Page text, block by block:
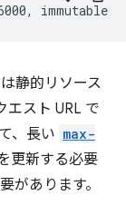
静的リソース
エスト URL で
、長い max-
更新する必要
があります。